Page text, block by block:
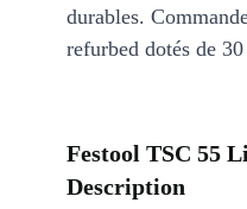
durables.
refurbed dotés de
Festool TSC 55
Description